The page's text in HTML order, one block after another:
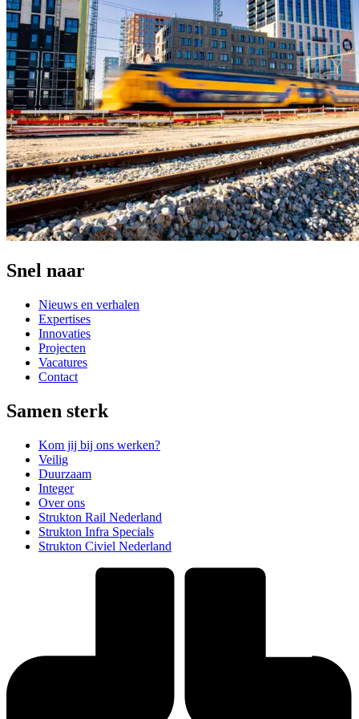
Snel naar
Nieuws en verhalen
Expertises
Innovaties
Projecten
Vacatures
Contact
Samen sterk
Kom jij bij ons werken?
Veilig
Duurzaam
Integer
Over ons
Strukton Rail Nederland
Strukton Infra Specials
Strukton Civiel Nederland